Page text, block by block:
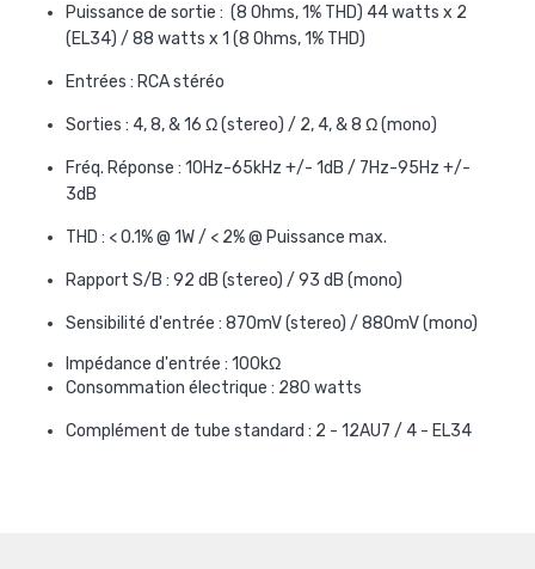
Puissance de sortie : (8 Ohms, 1% THD) 44 watts x 2
(EL34) / 88 watts x 1 (8 Ohms, 1% THD)
Entrées : RCA stéréo
Sorties : 4, 8, & 16 Ω (stereo) / 2, 4, & 8 Ω (mono)
Fréq. Réponse : 10Hz-65kHz +/- 1dB / 7Hz-95Hz +/-
3dB
THD : < 0.1% @ 1W / < 2% @ Puissance max.
Rapport S/B : 92 dB (stereo) / 93 dB (mono)
Sensibilité d'entrée : 870mV (stereo) / 880mV (mono)
Impédance d'entrée : 100kΩ
Consommation électrique : 280 watts
Complément de tube standard : 2 - 12AU7 / 4 - EL34